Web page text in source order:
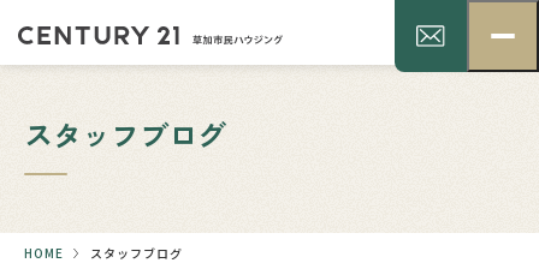
スタッフブログ
HOME スタッフブログ